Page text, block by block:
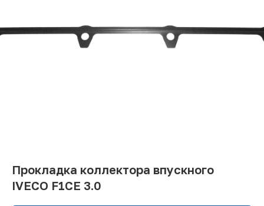
Прокладка коллектора впускного
IVECO F1CE 3.0